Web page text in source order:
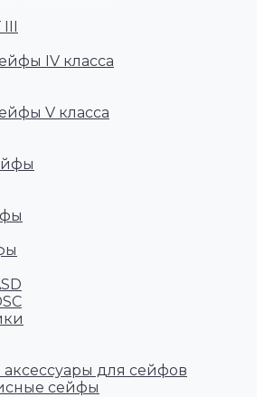
III
IV класса
V класса
для сейфов
сейфы